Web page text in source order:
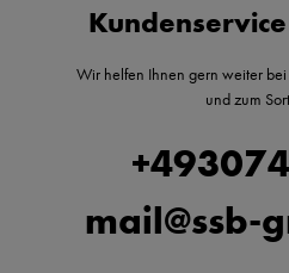
Wir helfen Ihnen gern weiter
und zum
mail@ssb-